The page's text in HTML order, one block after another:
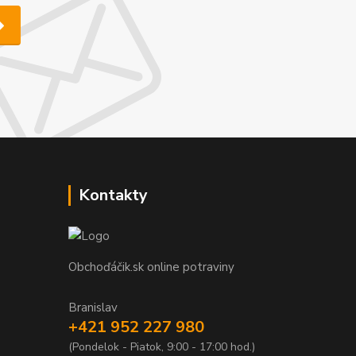
Kontakty
Obchoďáčik.sk online potraviny
Branislav
+421 952 227 980
(Pondelok - Piatok, 9:00 - 17:00 hod.)